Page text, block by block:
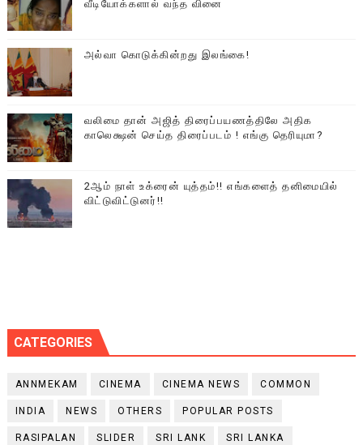
வீடியோக்களால் வந்த வினை
அல்வா கொடுக்கின்றது இலங்கை!
வலிமை தான் அஜித் திரைப்பயணத்திலே அதிக
காலெக்ஷன் செய்த திரைப்படம் ! எங்கு தெரியுமா?
2ஆம் நாள் உக்ரைன் யுத்தம்!! எங்களைத் தனிமையில்
விட்டுவிட்டுனர்!!
CATEGORIES
ANNMEKAM CINEMA CINEMA NEWS COMMON
INDIA NEWS OTHERS POPULAR POSTS
RASIPALAN SLIDER SRI LANK SRI LANKA